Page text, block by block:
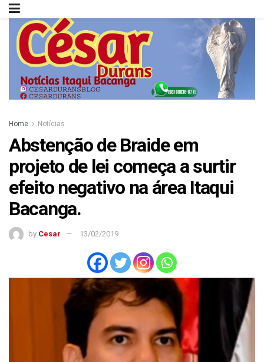
Home Notícias
Abstenção de Braide em
projeto de lei começa a surtir
efeito negativo na área Itaqui
Bacanga.
by Cesar 13/02/2019